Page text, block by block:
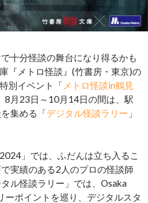
十分怪談の舞台になり得るかも
『メトロ怪談』(竹書房・東京)の
別イベント「 メトロ怪談in鶴見
8月23日～10月14日の間は、駅
集める「デジタル怪談ラリー 」
」では、ふだんは立ち入るこ
実績のある2人のプロの怪談師
ル怪談ラリー」では、Osaka
ポイントを巡り、デジタルスタ